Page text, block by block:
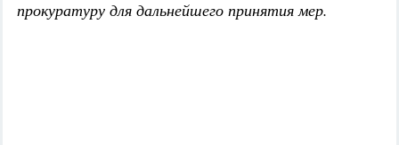
прокуратуру для дальнейшего принятия мер.